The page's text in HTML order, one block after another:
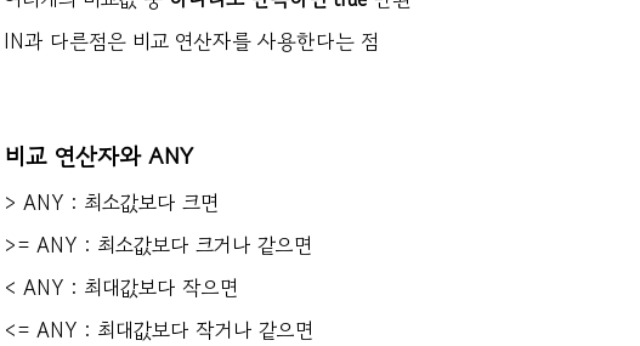
IN과 다른점은 비교 연산자를 사용한다는 점
비교 연산자와 ANY
> ANY : 최소값보다 크면
>= ANY : 최소값보다 크거나 같으면
< ANY : 최대값보다 작으면
<= ANY : 최대값보다 작거나 같으면